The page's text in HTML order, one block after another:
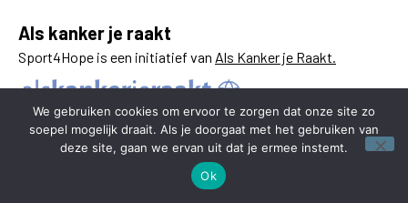
Als kanker je raakt
Sport4Hope is een initiatief van Als Kanker je Raakt.
We gebruiken cookies om ervoor te zorgen dat onze site zo
soepel mogelijk draait. Als je doorgaat met het gebruiken van
deze site, gaan we ervan uit dat je ermee instemt.
Ok